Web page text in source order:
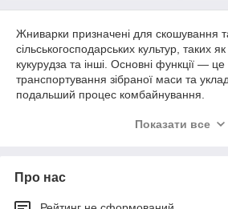
Жниварки призначені для скошування
сільськогосподарських культур, таких
кукурудза та інші. Основні функції —
транспортування зібраної маси та
подальший процес комбайнування.
Транспортування:
Показати все
Про нас